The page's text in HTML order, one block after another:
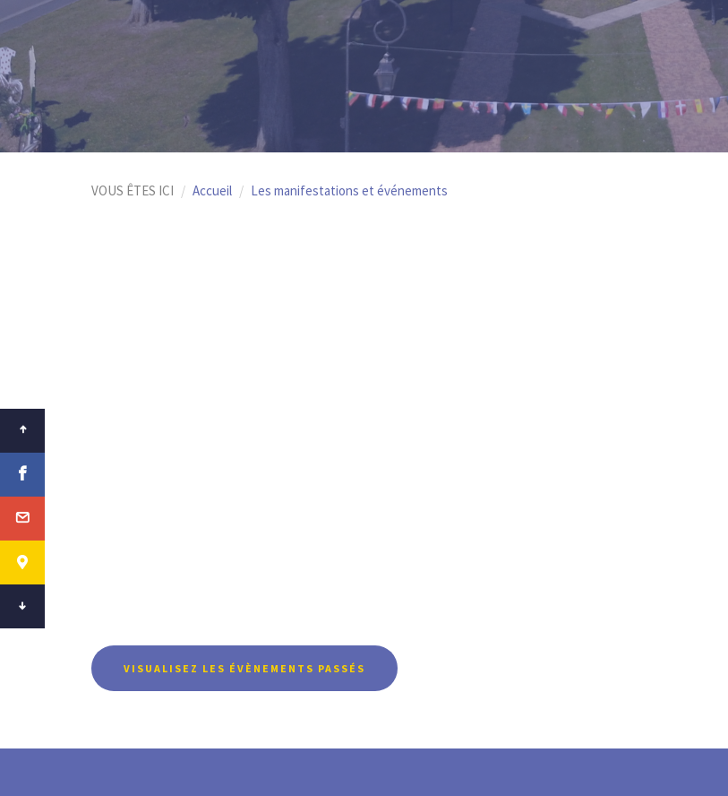
VOUS ÊTES ICI Accueil Les manifestations et événements
VISUALISEZ LES ÉVÈNEMENTS PASSÉS